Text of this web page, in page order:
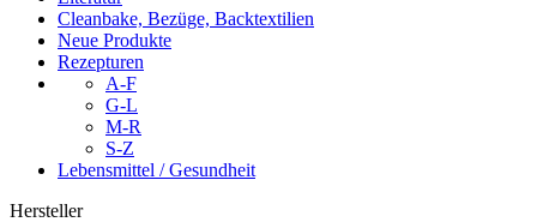
Cleanbake, Bezüge, Backtextilien
Neue Produkte
Rezepturen
A-F
G-L
M-R
S-Z
Lebensmittel / Gesundheit
Hersteller